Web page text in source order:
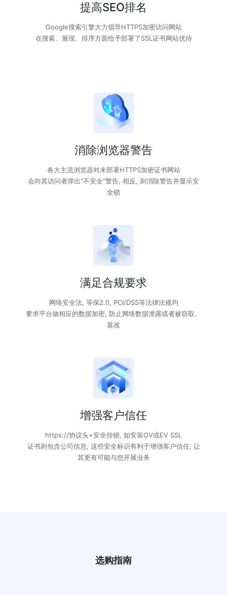
提高SEO排名
Google搜索引擎大力倡导HTTPS加密访问网站
在搜索、展现、排序方面给予部署了SSL证书网站优待
消除浏览器警告
各大主流浏览器对未部署HTTPS加密证书网站
会向其访问者弹出"不安全"警告, 相反, 则消除警告并显示安
全锁
满足合规要求
网络安全法, 等保2.0, PCI/DSS等法律法规均
要求平台做相应的数据加密, 防止网络数据泄露或者被窃取、
篡改
增强客户信任
https://协议头+安全挂锁, 如安装OV或EV SSL
证书则包含公司信息, 这些安全标识有利于增强客户信任, 让
其更有可能与您开展业务
选购指南